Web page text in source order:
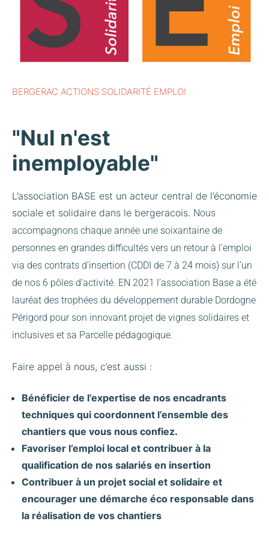
BERGERAC ACTIONS SOLIDARITÉ EMPLOI
"Nul n'est
inemployable"
L’association BASE est un acteur central de l’économie
sociale et solidaire dans le bergeracois. Nous
accompagnons chaque année une soixantaine de
personnes en grandes difficultés vers un retour à l’emploi
via des contrats d’insertion (CDDI de 7 à 24 mois) sur l’un
de nos 6 pôles d’activité. EN 2021 l’association Base a été
lauréat des trophées du développement durable Dordogne
Périgord pour son innovant projet de vignes solidaires et
inclusives et sa Parcelle pédagogique.
Faire appel à nous, c’est aussi :
Bénéficier de l’expertise de nos encadrants
techniques qui coordonnent l’ensemble des
chantiers que vous nous confiez.
Favoriser l’emploi local et contribuer à la
qualification de nos salariés en insertion
Contribuer à un projet social et solidaire et
encourager une démarche éco responsable dans
la réalisation de vos chantiers